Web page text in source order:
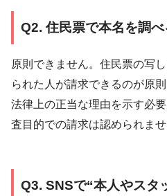
Q2. 住民票で本名を調
原則できません。住民票の写
られた人が請求できるのが原
法律上の正当な理由を示す必
査目的での請求は認められませ
Q3. SNSで“本人やスタ